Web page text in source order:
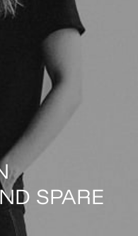
SPARE